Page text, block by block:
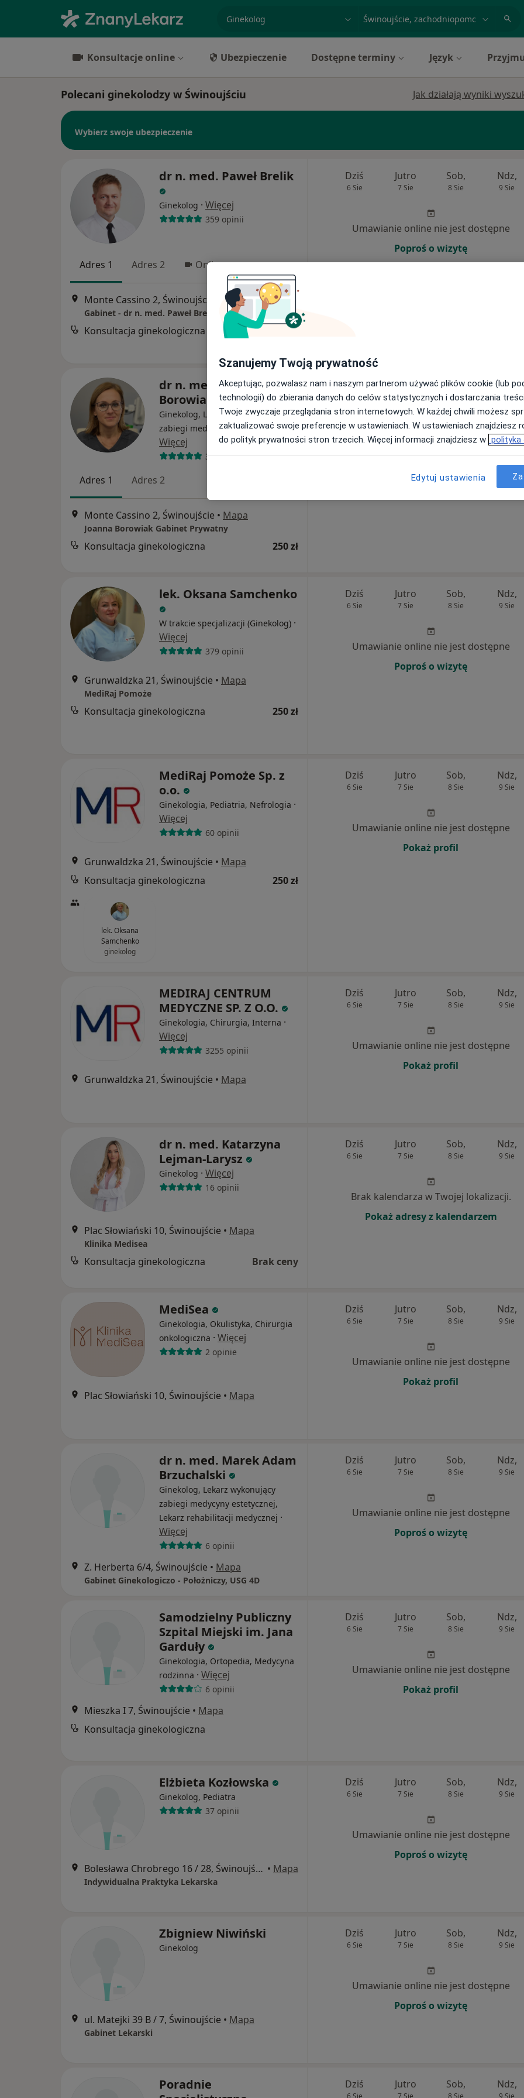
specjalizacja, badanie lub nazwiskomiasto lub dzielnica
Konsultacje online Ubezpieczenie Dostępne terminy Język
Polecani ginekolodzy w Świnoujściu Jak działają wyniki
Wybierz swoje ubezpieczenie
dr n. med. Paweł Brelik
Ginekolog · Więcej
359 opinii
Adres 1 Adres 2 Online
Monte Cassino 2, Świnoujście Mapa
Gabinet - dr n. med. Paweł Brelik
Konsultacja ginekologiczna 250 zł
Dziś
6 Sie
Jutro
7 Sie
Sob,
8 Sie
Ndz,
9 Sie
Umawianie online nie jest dostępne
Poproś o wizytę
dr n. med. Joanna
Borowiak
Ginekolog, Lekarz wykonujący
zabiegi medycyny estetycznej ·
Więcej
300 opinii
Adres 1 Adres 2
Monte Cassino 2, Świnoujście • Mapa
Joanna Borowiak Gabinet Prywatny
Konsultacja ginekologiczna 250 zł
Dziś
6 Sie
Jutro
7 Sie
Sob,
8 Sie
Ndz,
9 Sie
Umawianie online nie jest dostępne
lek. Oksana Samchenko
W trakcie specjalizacji (Ginekolog) ·
Więcej
379 opinii
Grunwaldzka 21, Świnoujście • Mapa
MediRaj Pomoże
Konsultacja ginekologiczna 250 zł
Dziś
6 Sie
Jutro
7 Sie
Sob,
8 Sie
Ndz,
9 Sie
Umawianie online nie jest dostępne
Poproś o wizytę
MediRaj Pomoże Sp. z
o.o.
Ginekologia, Pediatria, Nefrologia ·
Więcej
60 opinii
Grunwaldzka 21, Świnoujście • Mapa
Konsultacja ginekologiczna
250 zł
lek. Oksana
Samchenko
ginekolog
Dziś
6 Sie
Jutro
7 Sie
Sob,
8 Sie
Ndz,
9 Sie
Umawianie online nie jest dostępne
Pokaż profil
MEDIRAJ CENTRUM
MEDYCZNE SP. Z O.O.
Ginekologia, Chirurgia, Interna ·
Więcej
3255 opinii
Grunwaldzka 21, Świnoujście • Mapa
Dziś
6 Sie
Jutro
7 Sie
Sob,
8 Sie
Ndz,
9 Sie
Umawianie online nie jest dostępne
Pokaż profil
dr n. med. Katarzyna
Lejman-Larysz
Ginekolog · Więcej
16 opinii
Plac Słowiański 10, Świnoujście • Mapa
Klinika Medisea
Konsultacja ginekologiczna Brak ceny
Dziś
6 Sie
Jutro
7 Sie
Sob,
8 Sie
Ndz,
9 Sie
Brak kalendarza w Twojej lokalizacji.
Pokaż adresy z kalendarzem
MediSea
Ginekologia, Okulistyka, Chirurgia
onkologiczna · Więcej
2 opinie
Plac Słowiański 10, Świnoujście • Mapa
Dziś
6 Sie
Jutro
7 Sie
Sob,
8 Sie
Ndz,
9 Sie
Umawianie online nie jest dostępne
Pokaż profil
dr n. med. Marek Adam
Brzuchalski
Ginekolog, Lekarz wykonujący
zabiegi medycyny estetycznej,
Lekarz rehabilitacji medycznej ·
Więcej
6 opinii
Z. Herberta 6/4, Świnoujście • Mapa
Gabinet Ginekologiczo - Położniczy, USG 4D
Dziś
6 Sie
Jutro
7 Sie
Sob,
8 Sie
Ndz,
9 Sie
Umawianie online nie jest dostępne
Poproś o wizytę
Samodzielny Publiczny
Szpital Miejski im. Jana
Garduły
Ginekologia, Ortopedia, Medycyna
rodzinna · Więcej
6 opinii
Mieszka I 7, Świnoujście • Mapa
Konsultacja ginekologiczna
Dziś
6 Sie
Jutro
7 Sie
Sob,
8 Sie
Ndz,
9 Sie
Umawianie online nie jest dostępne
Pokaż profil
Elżbieta Kozłowska
Ginekolog, Pediatra
37 opinii
Bolesława Chrobrego 16 / 28, Świnoujście • Mapa
Indywidualna Praktyka Lekarska
Dziś
6 Sie
Jutro
7 Sie
Sob,
8 Sie
Ndz,
9 Sie
Umawianie online nie jest dostępne
Poproś o wizytę
Zbigniew Niwiński
Ginekolog
ul. Matejki 39 B / 7, Świnoujście • Mapa
Gabinet Lekarski
Dziś
6 Sie
Jutro
7 Sie
Sob,
8 Sie
Ndz,
9 Sie
Umawianie online nie jest dostępne
Poproś o wizytę
Poradnie
Dziś Jutro Sob, Ndz,
Szanujemy Twoją prywatność
Akceptując, pozwalasz nam i naszym partnerom używać plików cookie (lub
technologii) do zbierania danych do celów statystycznych i dostarczania
Twoje zwyczaje przeglądania stron internetowych. W każdej chwili możesz
zaktualizować swoje preferencje w ustawieniach. W ustawieniach znajdziesz
do polityk prywatności stron trzecich. Więcej informacji znajdziesz w polityka
Edytuj ustawienia